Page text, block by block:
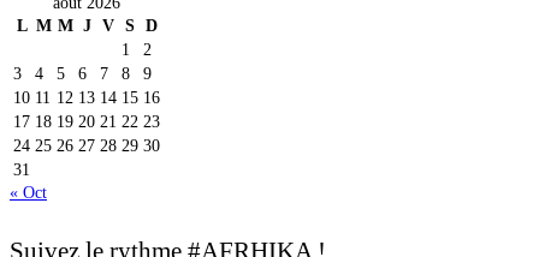
L M M J V S D
1
2
3
4 5 6 7 8
9
10 11 12 13 14 15 16
17 18 19 20 21 22 23
24 25 26 27 28 29 30
31
« Oct
Suivez le rythme #AFRHIKA !